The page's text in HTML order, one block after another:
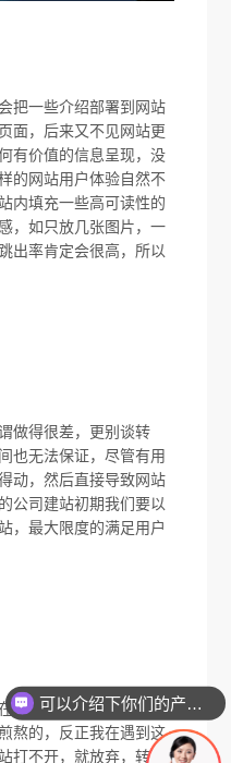
一些介绍部署到网站
面，后来又不见网站更
有价值的信息呈现，没
的网站用户体验自然不
内填充一些高可读性的
，如只放几张图片，一
出率肯定会很高，所以
得很差，更别谈转
也无法保证，尽管有用
动，然后直接导致网站
公司建站初期我们要以
，最大限度的满足用户
网时，最讨厌的事就
熬的，反正我在遇到这
打不开，就放弃，转到